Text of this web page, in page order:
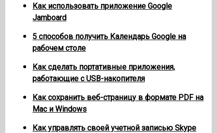
Как использовать приложение Google
Jamboard
5 способов получить Календарь Google на
рабочем столе
Как сделать портативные приложения,
работающие с USB-накопителя
Как сохранить веб-страницу в формате PDF на
Mac и Windows
Как управлять своей учетной записью Skype